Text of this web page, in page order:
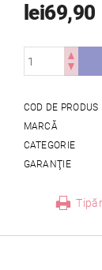
lei69,90
COD DE PRODUS
MARCĂ
CATEGORIE
GARANŢIE